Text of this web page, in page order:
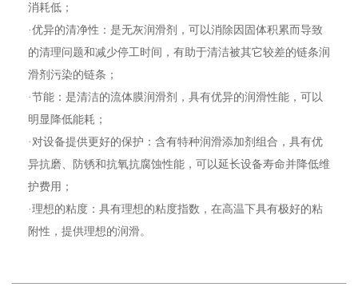
消耗低；
·优异的清净性：是无灰润滑剂，可以消除因固体积累而导致
的清理问题和减少停工时间，有助于清洁被其它较差的链条润
滑剂污染的链条；
·节能：是清洁的流体膜润滑剂，具有优异的润滑性能，可以
明显降低能耗；
·对设备提供更好的保护：含有特种润滑添加剂组合，具有优
异抗磨、防锈和抗氧抗腐蚀性能，可以延长设备寿命并降低维
护费用；
·理想的粘度：具有理想的粘度指数，在高温下具有极好的粘
附性，提供理想的润滑。